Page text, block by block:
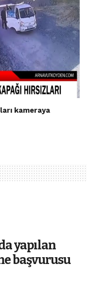
kameraya
yapılan
başvurusu